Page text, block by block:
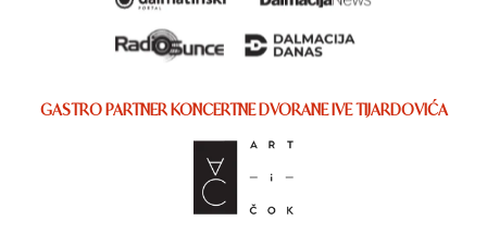
GASTRO PARTNER KONCERTNE DVORANE IVE TIJARDOVIĆA